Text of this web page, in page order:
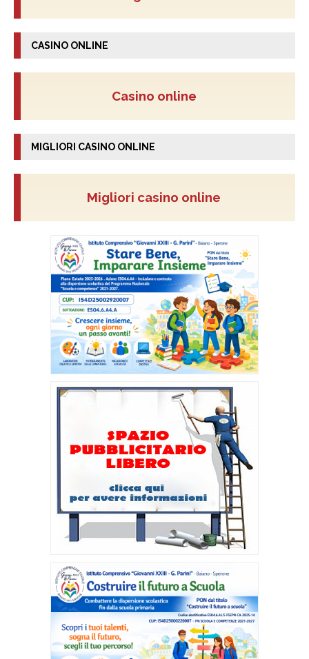
CASINO ONLINE
Casino online
MIGLIORI CASINO ONLINE
Migliori casino online